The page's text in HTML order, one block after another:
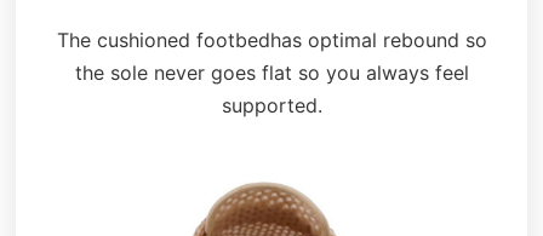
The cushioned footbedhas optimal rebound so
the sole never goes flat so you always feel
supported.